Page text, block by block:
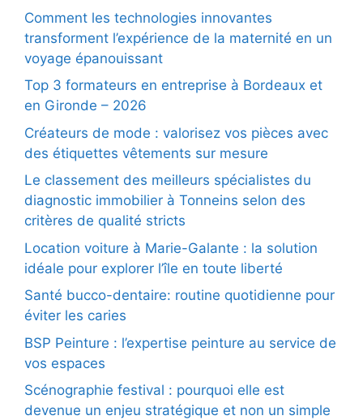
Comment les technologies innovantes
transforment l’expérience de la maternité en un
voyage épanouissant
Top 3 formateurs en entreprise à Bordeaux et
en Gironde – 2026
Créateurs de mode : valorisez vos pièces avec
des étiquettes vêtements sur mesure
Le classement des meilleurs spécialistes du
diagnostic immobilier à Tonneins selon des
critères de qualité stricts
Location voiture à Marie-Galante : la solution
idéale pour explorer l’île en toute liberté
Santé bucco-dentaire: routine quotidienne pour
éviter les caries
BSP Peinture : l’expertise peinture au service de
vos espaces
Scénographie festival : pourquoi elle est
devenue un enjeu stratégique et non un simple